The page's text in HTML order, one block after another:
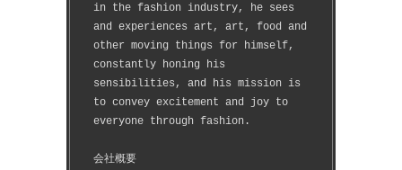
in the fashion industry, he sees
and experiences art, art, food and
other moving things for himself,
constantly honing his
sensibilities, and his mission is
to convey excitement and joy to
everyone through fashion.
会社概要